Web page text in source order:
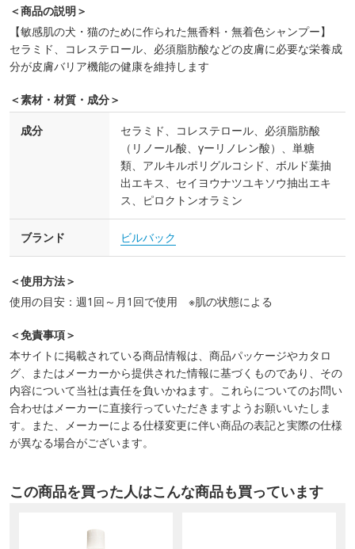
＜商品の説明＞
【敏感肌の犬・猫のために作られた無香料・無着色シャンプー】
セラミド、コレステロール、必須脂肪酸などの皮膚に必要な栄養成
分が皮膚バリア機能の健康を維持します
＜素材・材質・成分＞
成分
セラミド、コレステロール、必須脂肪酸
（リノール酸、γーリノレン酸）、単糖
類、アルキルポリグルコシド、ボルド葉抽
出エキス、セイヨウナツユキソウ抽出エキ
ス、ピロクトンオラミン
ブランド ビルバック
＜使用方法＞
使用の目安：週1回～月1回で使用 ※肌の状態による
＜免責事項＞
本サイトに掲載されている商品情報は、商品パッケージやカタロ
グ、またはメーカーから提供された情報に基づくものであり、その
内容について当社は責任を負いかねます。これらについてのお問い
合わせはメーカーに直接行っていただきますようお願いいたしま
す。また、メーカーによる仕様変更に伴い商品の表記と実際の仕様
が異なる場合がございます。
この商品を買った人はこんな商品も買っています